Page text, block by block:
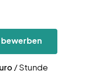
/ Stunde